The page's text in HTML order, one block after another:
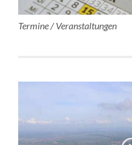
Termine / Veranstaltungen